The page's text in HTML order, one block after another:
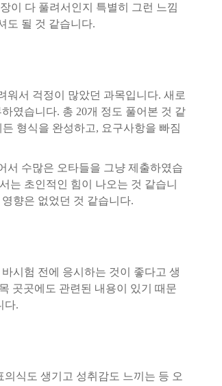
이 다 풀려서인지 특별히 그런 느낌
도 될 것 같습니다.
워서 걱정이 많았던 과목입니다. 새로
하였습니다. 총 20개 정도 풀어본 것 같
든 형식을 완성하고, 요구사항을 빠짐
서 수많은 오타들을 그냥 제출하였습
는 초인적인 힘이 나오는 것 같습니
영향은 없었던 것 같습니다.
바시험 전에 응시하는 것이 좋다고 생
곳곳에도 관련된 내용이 있기
때문
다.
의식도 생기고 성취감도 느끼는 등 오